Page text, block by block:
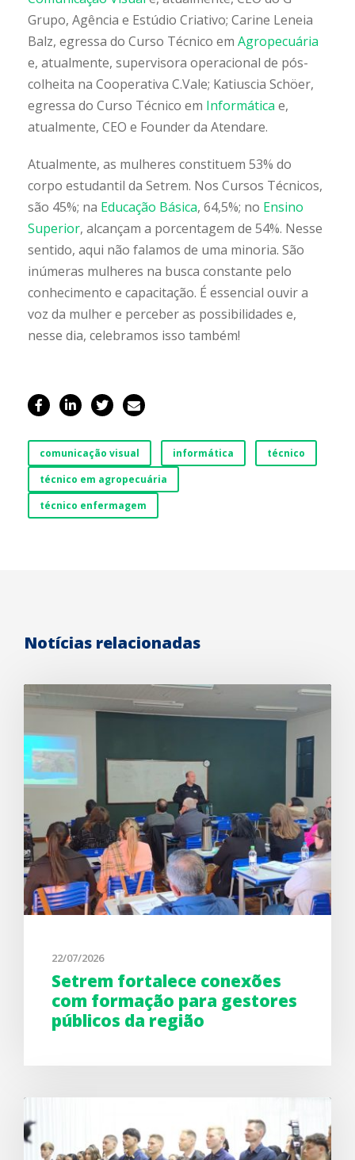
Grupo, Agência e Estúdio Criativo; Carine Leneia
Balz, egressa do Curso Técnico em Agropecuária
e, atualmente, supervisora operacional de pós-
colheita na Cooperativa C.Vale; Katiuscia Schöer,
egressa do Curso Técnico em Informática e,
atualmente, CEO e Founder da Atendare.
Atualmente, as mulheres constituem 53% do
corpo estudantil da Setrem. Nos Cursos Técnicos,
são 45%; na Educação Básica, 64,5%; no Ensino
Superior, alcançam a porcentagem de 54%. Nesse
sentido, aqui não falamos de uma minoria. São
inúmeras mulheres na busca constante pelo
conhecimento e capacitação. É essencial ouvir a
voz da mulher e perceber as possibilidades e,
nesse dia, celebramos isso também!
comunicação visual informática
técnico
técnico em agropecuária
técnico enfermagem
Notícias relacionadas
22/07/2026
Setrem fortalece conexões
com formação para gestores
públicos da região